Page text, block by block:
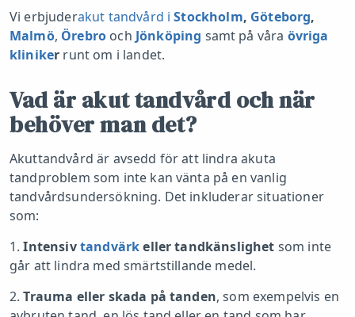
Vi erbjuderakut tandvård iStockholm, Göteborg,
Malmö, Örebro och Jönköping samt på våra övriga
kliniker runt om i landet.
Vad är akut tandvård och när
behöver man det?
Akuttandvård är avsedd för att lindra akuta
tandproblem som inte kan vänta på en vanlig
tandvårdsundersökning. Det inkluderar situationer
som:
1. Intensivtandvärkeller tandkänslighet som inte
går att lindra med smärtstillande medel.
2. Trauma eller skada på tanden, som exempelvis en